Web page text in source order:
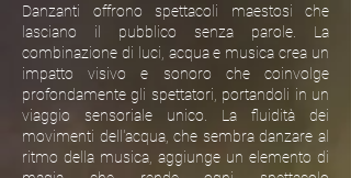
Danzanti offrono spettacoli maestosi che
lasciano il pubblico senza parole. La
combinazione di luci, acqua e musica crea un
impatto visivo e sonoro che coinvolge
profondamente gli spettatori, portandoli in un
viaggio sensoriale unico. La fluidità dei
movimenti dell'acqua, che sembra danzare al
ritmo della musica, aggiunge un elemento di